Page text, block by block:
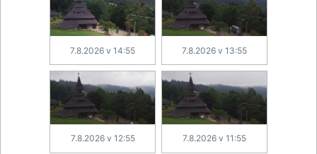
7.8.2026 v 14:55 7.8.2026 v 13:55
7.8.2026 v 12:55 7.8.2026 v 11:55